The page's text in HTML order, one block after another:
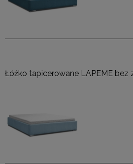
Łóżko tapicerowane LAPEME bez